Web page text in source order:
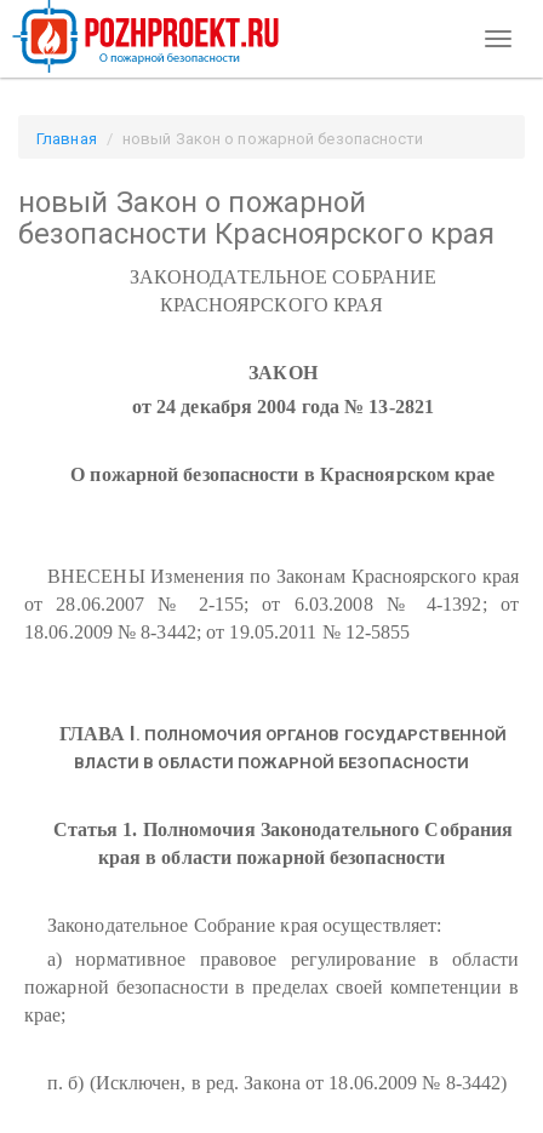
Главная
новый Закон о пожарной безопасности
новый Закон о пожарной
безопасности Красноярского края
ЗАКОНОДАТЕЛЬНОЕ СОБРАНИЕ
КРАСНОЯРСКОГО КРАЯ
ЗАКОН
от 24 декабря 2004 года № 13-2821
О пожарной безопасности в Красноярском крае
ВНЕСЕНЫ Изменения по Законам Красноярского края
от 28.06.2007 № 2-155; от 6.03.2008 № 4-1392; от
18.06.2009 № 8-3442; от 19.05.2011 № 12-5855
ГЛАВА I. ПОЛНОМОЧИЯ ОРГАНОВ ГОСУДАРСТВЕННОЙ
ВЛАСТИ В ОБЛАСТИ ПОЖАРНОЙ БЕЗОПАСНОСТИ
Статья 1. Полномочия Законодательного Собрания
края в области пожарной безопасности
Законодательное Собрание края осуществляет:
а) нормативное правовое регулирование в области
пожарной безопасности в пределах своей компетенции в
крае;
п. б) (Исключен, в ред. Закона от 18.06.2009 № 8-3442)